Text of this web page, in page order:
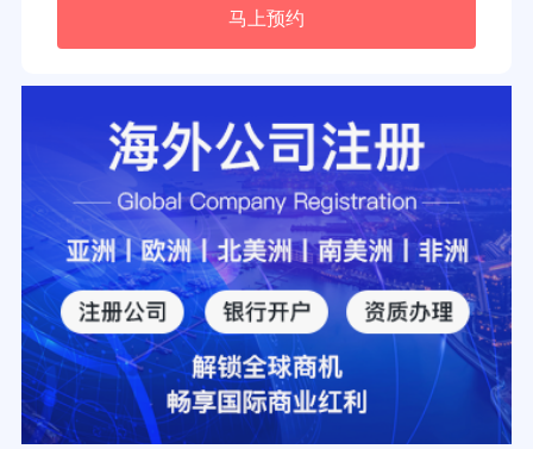
马上预约